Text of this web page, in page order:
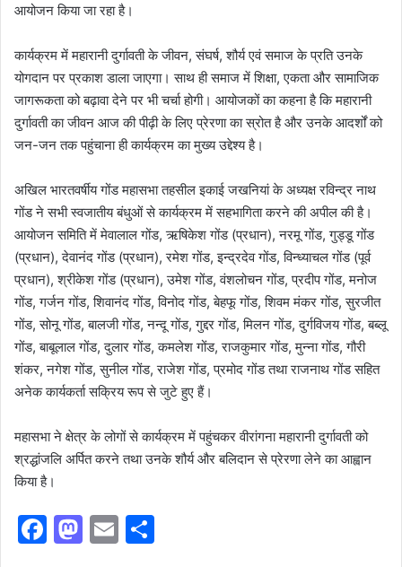
आयोजन किया जा रहा है।
कार्यक्रम में महारानी दुर्गावती के जीवन, संघर्ष, शौर्य एवं समाज के प्रति उनके
योगदान पर प्रकाश डाला जाएगा। साथ ही समाज में शिक्षा, एकता और सामाजिक
जागरूकता को बढ़ावा देने पर भी चर्चा होगी। आयोजकों का कहना है कि महारानी
दुर्गावती का जीवन आज की पीढ़ी के लिए प्रेरणा का स्रोत है और उनके आदर्शों को
जन-जन तक पहुंचाना ही कार्यक्रम का मुख्य उद्देश्य है।
अखिल भारतवर्षीय गोंड महासभा तहसील इकाई जखनियां के अध्यक्ष रविन्द्र नाथ
गोंड ने सभी स्वजातीय बंधुओं से कार्यक्रम में सहभागिता करने की अपील की है।
आयोजन समिति में मेवालाल गोंड, ऋषिकेश गोंड (प्रधान), नरमू गोंड, गुड्डू गोंड
(प्रधान), देवानंद गोंड (प्रधान), रमेश गोंड, इन्द्रदेव गोंड, विन्ध्याचल गोंड (पूर्व
प्रधान), श्रीकेश गोंड (प्रधान), उमेश गोंड, वंशलोचन गोंड, प्रदीप गोंड, मनोज
गोंड, गर्जन गोंड, शिवानंद गोंड, विनोद गोंड, बेहफू गोंड, शिवम मंकर गोंड, सुरजीत
गोंड, सोनू गोंड, बालजी गोंड, नन्दू गोंड, गुद्दर गोंड, मिलन गोंड, दुर्गविजय गोंड, बब्लू
गोंड, बाबूलाल गोंड, दुलार गोंड, कमलेश गोंड, राजकुमार गोंड, मुन्ना गोंड, गौरी
शंकर, नगेश गोंड, सुनील गोंड, राजेश गोंड, प्रमोद गोंड तथा राजनाथ गोंड सहित
अनेक कार्यकर्ता सक्रिय रूप से जुटे हुए हैं।
महासभा ने क्षेत्र के लोगों से कार्यक्रम में पहुंचकर वीरांगना महारानी दुर्गावती को
श्रद्धांजलि अर्पित करने तथा उनके शौर्य और बलिदान से प्रेरणा लेने का आह्वान
किया है।
F
M E